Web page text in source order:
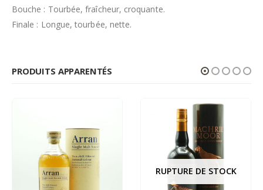
Bouche : Tourbée, fraîcheur, croquante.
Finale : Longue, tourbée, nette.
PRODUITS APPARENTÉS
RUPTURE DE STOCK